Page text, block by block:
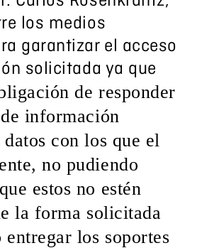
los medios
garantizar el acceso
solicitada ya que
de responder
información
con los que el
no pudiendo
estos no estén
la forma solicitada
entregar los soportes